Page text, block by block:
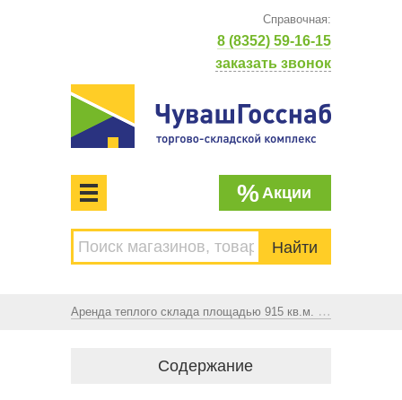
Справочная:
8 (8352) 59-16-15
заказать звонок
МЕНЮ
%Акции
Аренда теплого склада площадью 915 кв.м. по адресу: г. Чебоксары, Складской проезд, д.6.
Содержание